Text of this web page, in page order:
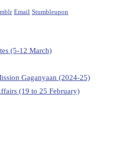
Email Stumbleupon
(5-12 March)
Gaganyaan (2024-25)
(19 to 25 February)